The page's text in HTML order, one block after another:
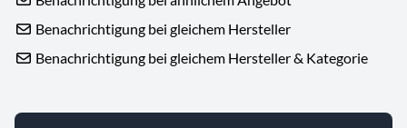
Benachrichtigung bei gleichem Hersteller
Benachrichtigung bei gleichem Hersteller & Kategorie